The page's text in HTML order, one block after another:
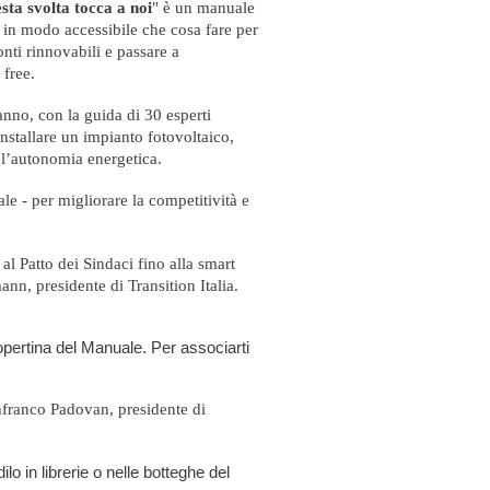
svolta tocca a noi" è un manuale
modo accessibile che cosa fare per
rinnovabili e passare a
free.
con la guida di 30 esperti
un impianto fotovoltaico,
energetica.
- per migliorare la competitività e
Patto dei Sindaci fino alla smart
presidente di Transition Italia.
del Manuale. Per associarti
Padovan, presidente di
in librerie o nelle botteghe del